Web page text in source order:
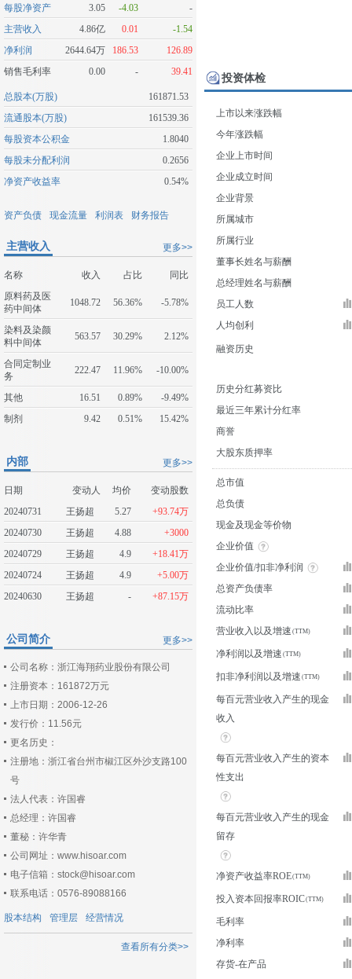
每股净资产
3.05 -4.03
-
主营收入
4.86亿 0.01
-1.54
净利润
2644.64万 186.53
126.89
销售毛利率
0.00 - 39.41
总股本(万股)
161871.53
流通股本(万股)
161539.36
每股资本公积金
1.8040
每股未分配利润
0.2656
净资产收益率
0.54%
资产负债 现金流量 利润表 财务报告
更多>>
主营收入
名称 收入 占比
同比
原料药及医
药中间体
1048.72 56.36% -5.78%
染料及染颜
料中间体
563.57 30.29% 2.12%
合同定制业
务
222.47 11.96% -10.00%
其他 16.51 0.89%
-9.49%
制剂
9.42 0.51% 15.42%
更多>>
内部
日期 变动人 均价
变动股数
20240731
王扬超 5.27
+93.74万
20240730
王扬超 4.88
+3000
20240729
王扬超 4.9
+18.41万
20240724
王扬超 4.9
+5.00万
20240630
王扬超 - +87.15万
更多>>
公司简介
公司名称：浙江海翔药业股份有限公司
注册资本：161872万元
上市日期：2006-12-26
发行价：11.56元
更名历史：
注册地：浙江省台州市椒江区外沙支路100
号
法人代表：许国睿
总经理：许国睿
董秘：许华青
公司网址：www.hisoar.com
电子信箱：stock@hisoar.com
联系电话：0576-89088166
股本结构 管理层 经营情况
查看所有分类>>
投资体检
上市以来涨跌幅
今年涨跌幅
企业上市时间
企业成立时间
企业背景
所属城市
所属行业
董事长姓名与薪酬
总经理姓名与薪酬
员工人数
人均创利
融资历史
历史分红募资比
最近三年累计分红率
商誉
大股东质押率
总市值
总负债
现金及现金等价物
企业价值
企业价值/扣非净利润
总资产负债率
流动比率
营业收入以及增速
净利润以及增速
扣非净利润以及增速
每百元营业收入产生的现金
收入
每百元营业收入产生的资本
性支出
每百元营业收入产生的现金
留存
净资产收益率ROE
投入资本回报率ROIC
毛利率
净利率
存货-在产品